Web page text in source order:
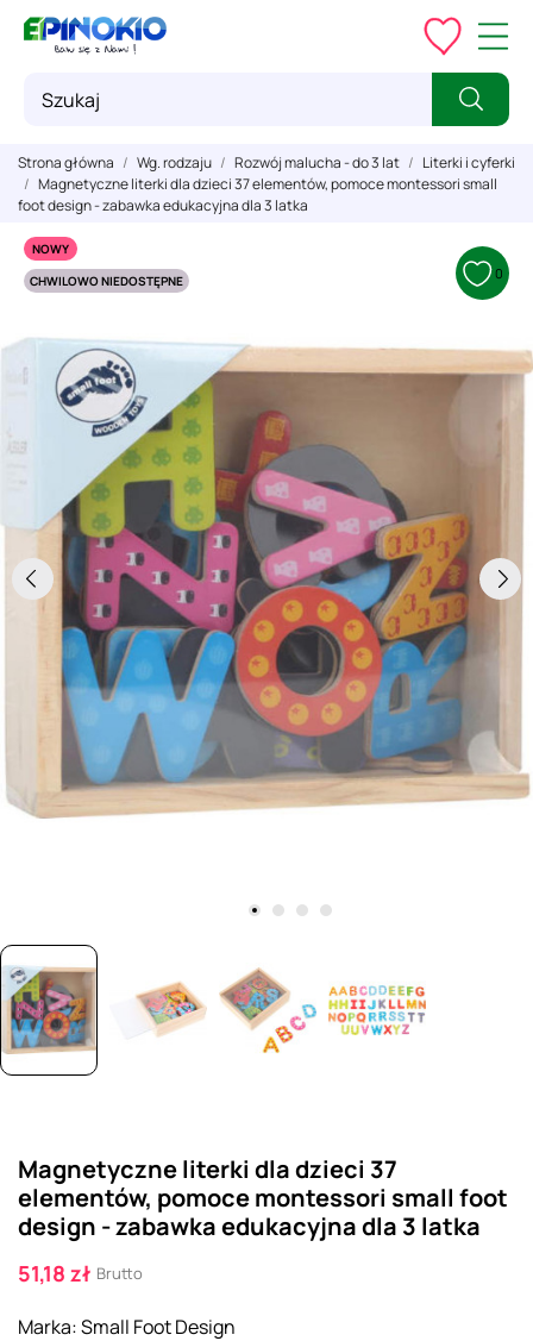
Strona główna Wg. rodzaju Rozwój malucha - do 3 lat
Literki i cyferki
Magnetyczne literki dla dzieci 37 elementów, pomoce montessori small
foot design - zabawka edukacyjna dla 3 latka
NOWY
CHWILOWO NIEDOSTĘPNE
0
Magnetyczne literki dla dzieci 37
elementów, pomoce montessori small foot
design - zabawka edukacyjna dla 3 latka
51,18 zł Brutto
Marka:Small Foot Design